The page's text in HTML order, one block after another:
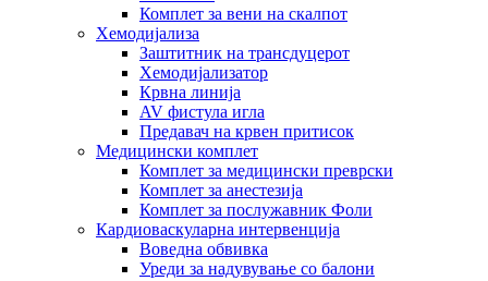
Комплет за вени на скалпот
Хемодијализа
Заштитник на трансдуцерот
Хемодијализатор
Крвна линија
AV фистула игла
Предавач на крвен притисок
Медицински комплет
Комплет за медицински преврски
Комплет за анестезија
Комплет за послужавник Фоли
Кардиоваскуларна интервенција
Воведна обвивка
Уреди за надувување со балони